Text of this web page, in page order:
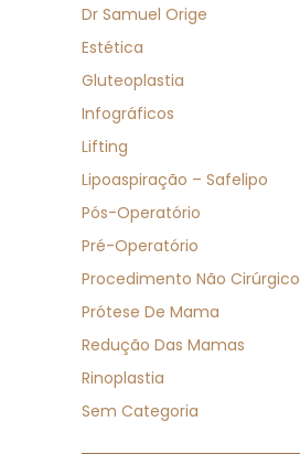
Dr Samuel Orige
Estética
Gluteoplastia
Infográficos
Lifting
Lipoaspiração – Safelipo
Pós-Operatório
Pré-Operatório
Procedimento Não Cirúrgico
Prótese De Mama
Redução Das Mamas
Rinoplastia
Sem Categoria